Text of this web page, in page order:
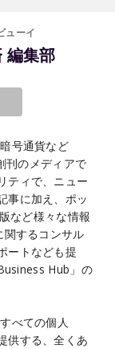
ューイ
編集部
号通貨など
刊のメディアで
ティで、ニュー
事に加え、ポッ
など様々な情報
するコンサル
ートなども提
Hub」の
べての個人
供する、全くあ